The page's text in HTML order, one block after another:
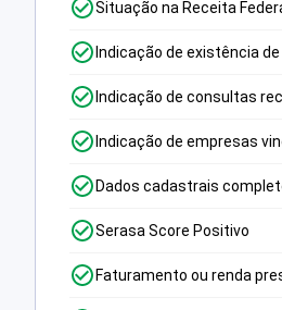
Situação na Receita
Indicação de existência
Indicação de consultas
Indicação de empresas
Dados cadastrais
Serasa Score Positivo
Faturamento ou renda